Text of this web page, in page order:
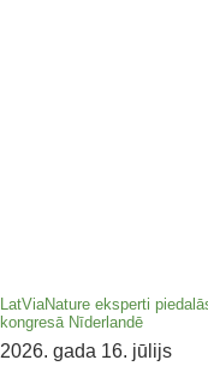
LatViaNature eksperti
kongresā Nīderlandē
2026. gada 16. jūlijs